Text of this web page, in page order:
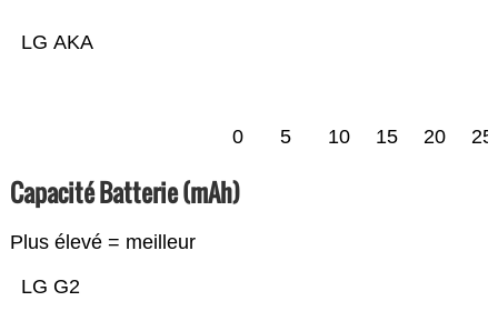
LG AKA
0 5 10 15 20 25
Capacité Batterie (mAh)
Plus élevé = meilleur
LG G2